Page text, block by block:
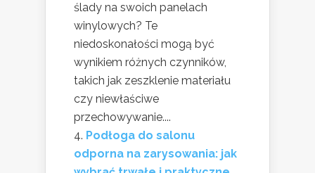
ślady na swoich panelach
winylowych? Te
niedoskonałości mogą być
wynikiem różnych czynników,
takich jak zeszklenie materiału
czy niewłaściwe
przechowywanie....
Podłoga do salonu
odporna na zarysowania: jak